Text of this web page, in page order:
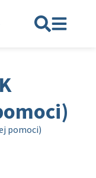
pomoci)